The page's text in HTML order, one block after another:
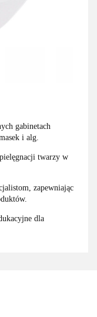
gabinetach
i alg.
twarzy w
zapewniając
dla